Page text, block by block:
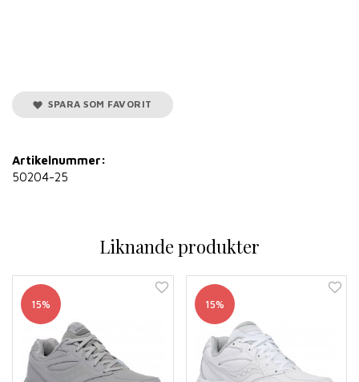
SPARA SOM FAVORIT
Artikelnummer:
50204-25
Liknande produkter
15% 15%